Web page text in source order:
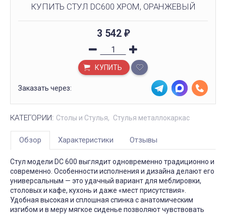
КУПИТЬ СТУЛ DC600 ХРОМ, ОРАНЖЕВЫЙ
3 542 ₽
КУПИТЬ
Заказать через:
КАТЕГОРИИ: Столы и Стулья Стулья металлокаркас
Обзор Характеристики Отзывы
Стул модели DC 600 выглядит одновременно традиционно и
современно. Особенности исполнения и дизайна делают его
универсальным — это удачный вариант для меблировки,
столовых и кафе, кухонь и даже «мест присутствия».
Удобная высокая и сплошная спинка с анатомическим
изгибом и в меру мягкое сиденье позволяют чувствовать